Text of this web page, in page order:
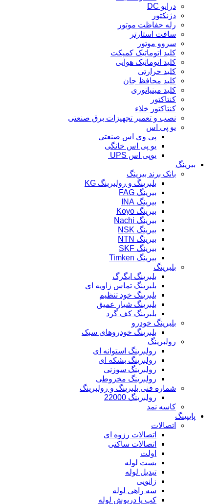
درایو DC
دژنکتور
رله حفاظت موتور
سافت استارتر
سروو موتور
کلید اتوماتیک کمپکت
کلید اتوماتیک هوایی
کلید حرارتی
کلید محافظ جان
کلید مینیاتوری
کنتاکتور
کنتاکتور خلاء
نصب و تعمیر تجهیزات برق صنعتی
یو پی اس
پی وی اس صنعتی
یو پی اس خانگی
یوپی اس UPS
بیرینگ
بانک برند بیرینگ
بلبرینگ و رولبرینگ KG
بیرینگ FAG
بیرینگ INA
بیرینگ Koyo
بیرینگ Nachi
بیرینگ NSK
بیرینگ NTN
بیرینگ SKF
بیرینگ Timken
بلبرینگ
بلبرینگ ایگرگ
بلبرینگ تماس زاویه ای
بلبرینگ خود تنظیم
بلبرینگ شیار عمیق
بلبرینگ کف گرد
بلبرینگ خودرو
بلبرینگ خودروهای سبک
رولبرینگ
رولبرینگ استوانه ای
رولبرینگ بشکه ای
رولبرینگ سوزنی
رولبرینگ مخروطی
شماره فنی بلبرینگ و رولبرینگ
رولبرینگ 22000
کاسه نمد
پایپینگ
اتصالات
اتصالات رزوه ای
اتصالات ساکتی
اولت
بست لوله
تبدیل لوله
زانویی
سه راهی لوله
کپ یا درپوش لوله